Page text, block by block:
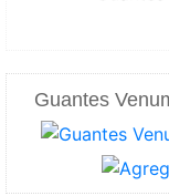
Guantes